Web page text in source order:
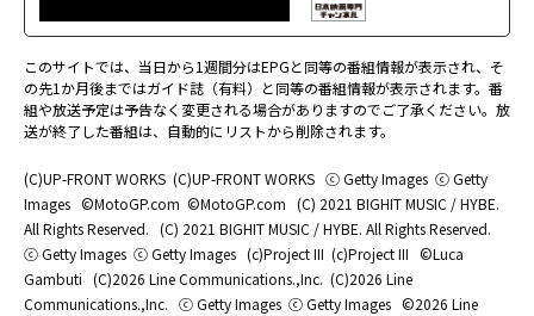
このサイトでは、当日から1週間分はEPGと同等の番組情報が表示され、そ
の先1か月後まではガイド誌（有料）と同等の番組情報が表示されます。番
組や放送予定は予告なく変更される場合がありますのでご了承ください。放
送が終了した番組は、自動的にリストから削除されます。
(C)UP-FRONT WORKS (C)UP-FRONT WORKS ⓒ Getty Images ⓒ Getty
Images ©MotoGP.com ©MotoGP.com (C) 2021 BIGHIT MUSIC / HYBE.
All Rights Reserved. (C) 2021 BIGHIT MUSIC / HYBE. All Rights Reserved.
ⓒ Getty Images ⓒ Getty Images (c)Project III (c)Project III ©Luca
Gambuti (C)2026 Line Communications.,Inc. (C)2026 Line
Communications.,Inc. ⓒ Getty Images ⓒ Getty Images ©2026 Line